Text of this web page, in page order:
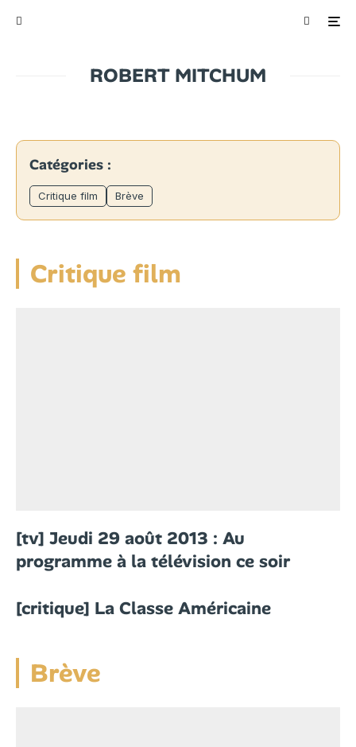
ROBERT MITCHUM
Catégories :
Critique film Brève
Critique film
[tv] Jeudi 29 août 2013 : Au
programme à la télévision ce soir
[critique] La Classe Américaine
Brève